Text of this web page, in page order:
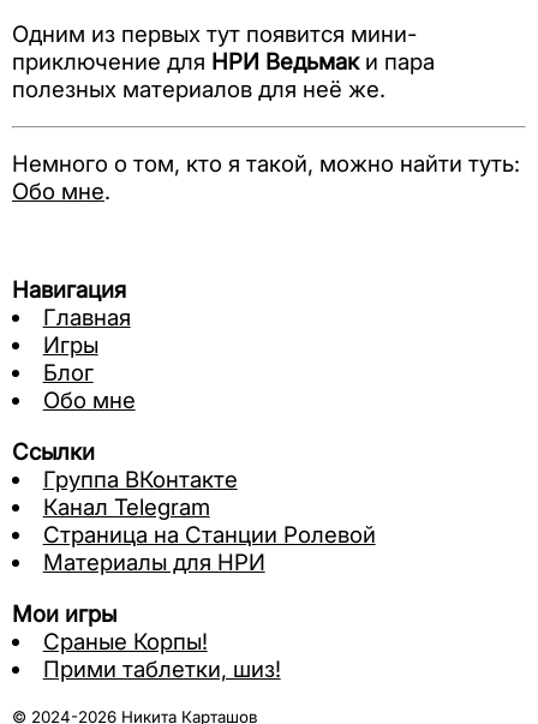
Одним из первых тут появится мини-
приключение для НРИ Ведьмаки пара
полезных материалов для неё же.
Немного о том, кто я такой, можно найти туть:
Обо мне.
Навигация
Главная
Игры
Блог
Обо мне
Ссылки
Группа ВКонтакте
Канал Telegram
Страница на Станции Ролевой
Материалы для НРИ
Мои игры
Сраные Корпы!
Прими таблетки, шиз!
© 2024-2026 Никита Карташов